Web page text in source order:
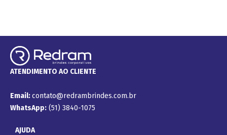
ATENDIMENTO AO CLIENTE
Email:contato@redrambrindes.com.br
WhatsApp: (51) 3840-1075
AJUDA